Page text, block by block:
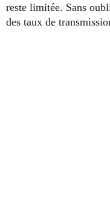
reste limitée. Sans
des taux de